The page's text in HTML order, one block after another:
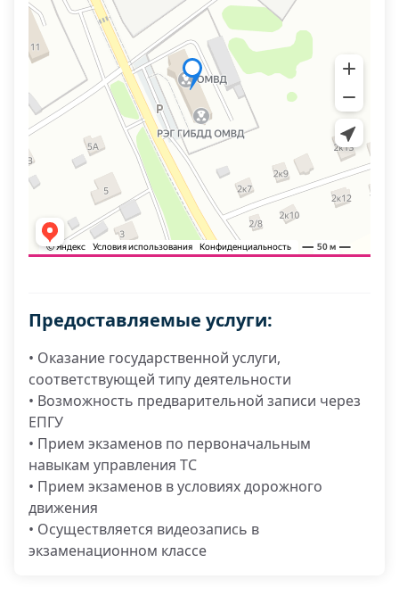
Предоставляемые услуги:
• Оказание государственной услуги,
соответствующей типу деятельности
• Возможность предварительной записи через
ЕПГУ
• Прием экзаменов по первоначальным
навыкам управления ТС
• Прием экзаменов в условиях дорожного
движения
• Осуществляется видеозапись в
экзаменационном классе